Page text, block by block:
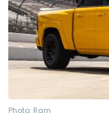
Photo: Ram